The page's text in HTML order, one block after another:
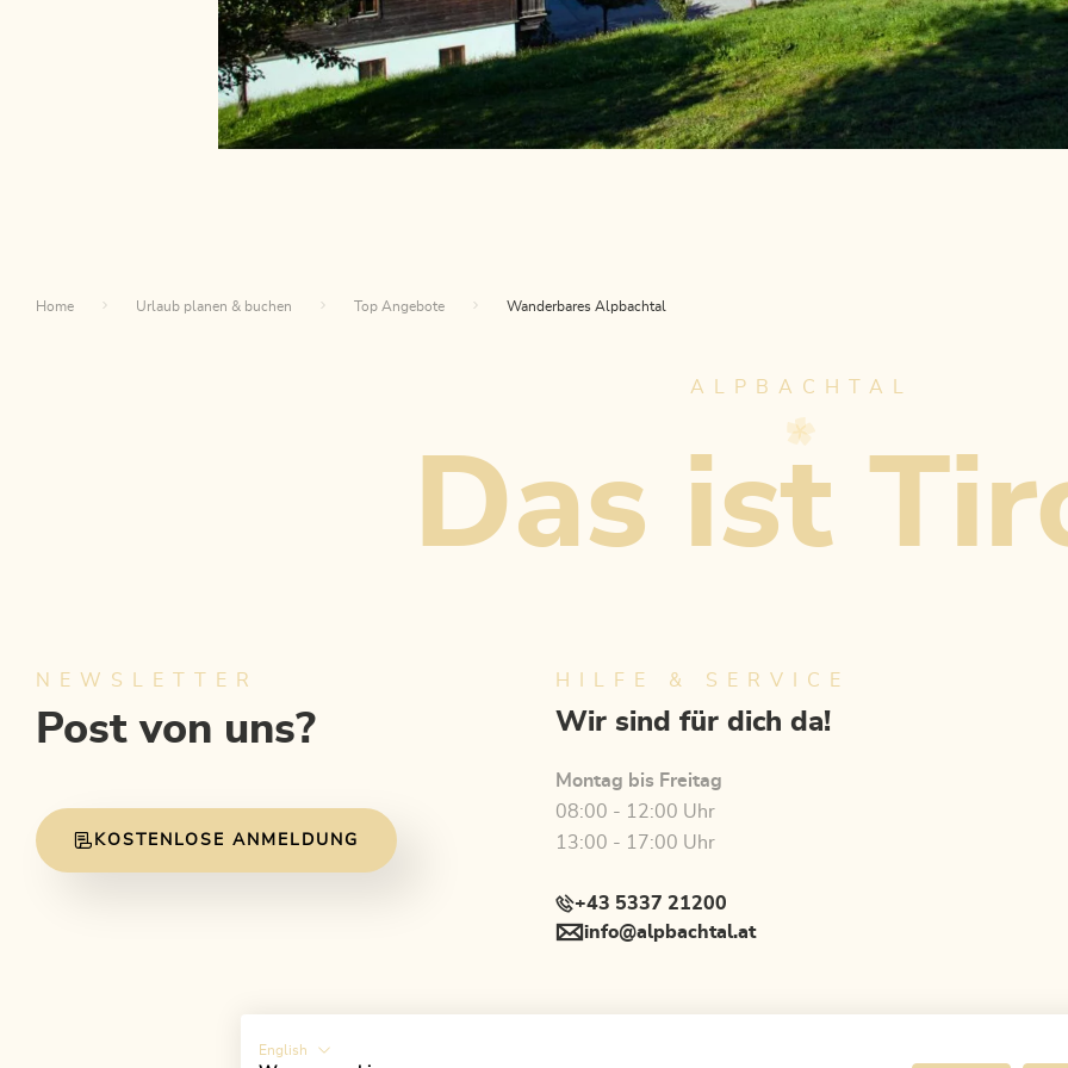
Home Urlaub planen & buchen Top Angebote Wanderbares Alpbachtal
ALPBACHTAL
Das ist
NEWSLETTER
Post von uns?
KOSTENLOSE ANMELDUNG
HILFE & SERVICE
Wir sind für dich da!
Montag bis Freitag
08:00 - 12:00 Uhr
13:00 - 17:00 Uhr
+43 5337 21200
info@alpbachtal.at
English